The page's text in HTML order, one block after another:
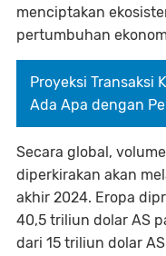
menciptakan
pertumbuhan
Proyeksi Transaksi
Ada Apa dengan
Secara global,
diperkirakan akan
akhir 2024. Eropa
40,5 triliun dolar AS
dari 15 triliun dolar